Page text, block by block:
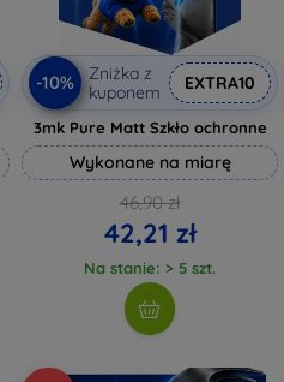
-10%
Zniżka z
kuponem
EXTRA10
3mk Pure Matt Szkło ochronne
Wykonane na miarę
46,90 zł
42,21 zł
Na stanie: > 5 szt.